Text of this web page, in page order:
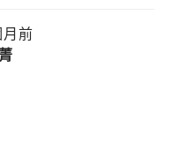
月前